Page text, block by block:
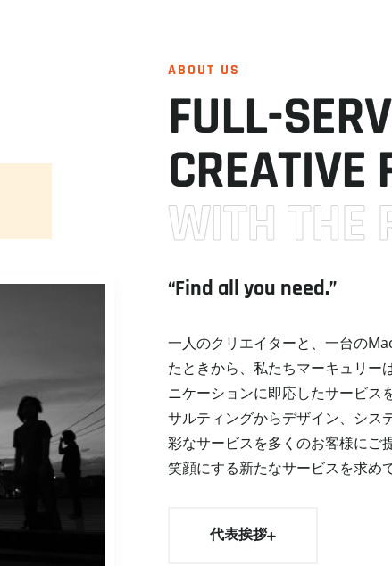
ABOUT US
FULL-
CREATIVE
WITH THE
“Find all you need.”
一人のクリエイターと、一台の
たときから、私たちマーキュリー
ニケーションに即応したサービス
サルティングからデザイン、シス
彩なサービスを多くのお客様にご
笑顔にする新たなサービスを求め
代表挨拶